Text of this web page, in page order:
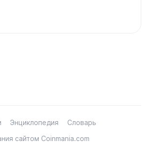
Энциклопедия
Словарь
сайтом Coinmania.com